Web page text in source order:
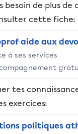
besoin de plus de
cette fiche:
aide aux
à ses services
Alloprof
parents dans la
tes
exercices:
politiques